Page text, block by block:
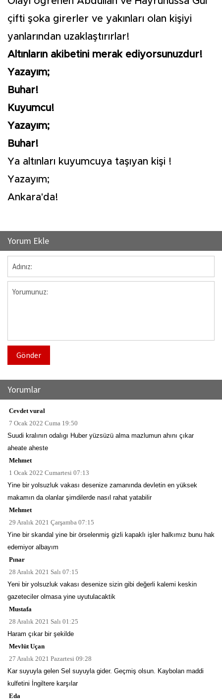
çifti şoka girerler ve yakınları olan kişiyi
yanlarından uzaklaştırırlar!
Altınların akibetini merak ediyorsunuzdur!
Yazayım;
Buhar!
Kuyumcu!
Yazayım;
Buhar!
Ya altınları kuyumcuya taşıyan kişi !
Yazayım;
Ankara'da!
Yorum Ekle
Gönder
Yorumlar
Cevdet vural
7 Ocak 2022 Cuma 19:50
Suudi kralının odalıgı Huber yüzsüzü alma mazlumun ahını çıkar
aheate aheste
Mehmet
1 Ocak 2022 Cumartesi 07:13
Yine bir yolsuzluk vakası desenize zamanında devletin en yüksek
makamın da olanlar şimdilerde nasıl rahat yatabilir
Mehmet
29 Aralık 2021 Çarşamba 07:15
Yine bir skandal yine bir örselenmiş gizli kapaklı işler halkımız bunu hak
edemiyor albayım
Pınar
28 Aralık 2021 Salı 07:15
Yeni bir yolsuzluk vakası desenize sizin gibi değerli kalemi keskin
gazeteciler olmasa yine uyutulacaktik
Mustafa
28 Aralık 2021 Salı 01:25
Haram çıkar bir şekilde
Mevlüt Uçan
27 Aralık 2021 Pazartesi 09:28
Kar suyuyla gelen Sel suyuyla gider. Geçmiş olsun. Kaybolan maddi
kulfetini İngiltere karşılar
Eda